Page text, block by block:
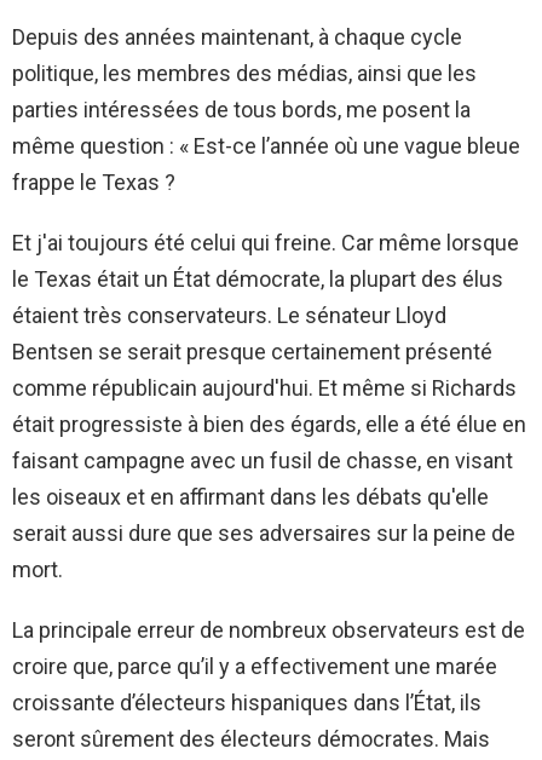
Depuis des années maintenant, à chaque cycle
politique, les membres des médias, ainsi que les
parties intéressées de tous bords, me posent la
même question : « Est-ce l’année où une vague bleue
frappe le Texas ?
Et j'ai toujours été celui qui freine. Car même lorsque
le Texas était un État démocrate, la plupart des élus
étaient très conservateurs. Le sénateur Lloyd
Bentsen se serait presque certainement présenté
comme républicain aujourd'hui. Et même si Richards
était progressiste à bien des égards, elle a été élue en
faisant campagne avec un fusil de chasse, en visant
les oiseaux et en affirmant dans les débats qu'elle
serait aussi dure que ses adversaires sur la peine de
mort.
La principale erreur de nombreux observateurs est de
croire que, parce qu’il y a effectivement une marée
croissante d’électeurs hispaniques dans l’État, ils
seront sûrement des électeurs démocrates. Mais